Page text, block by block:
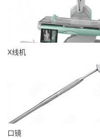
X线机
口镜